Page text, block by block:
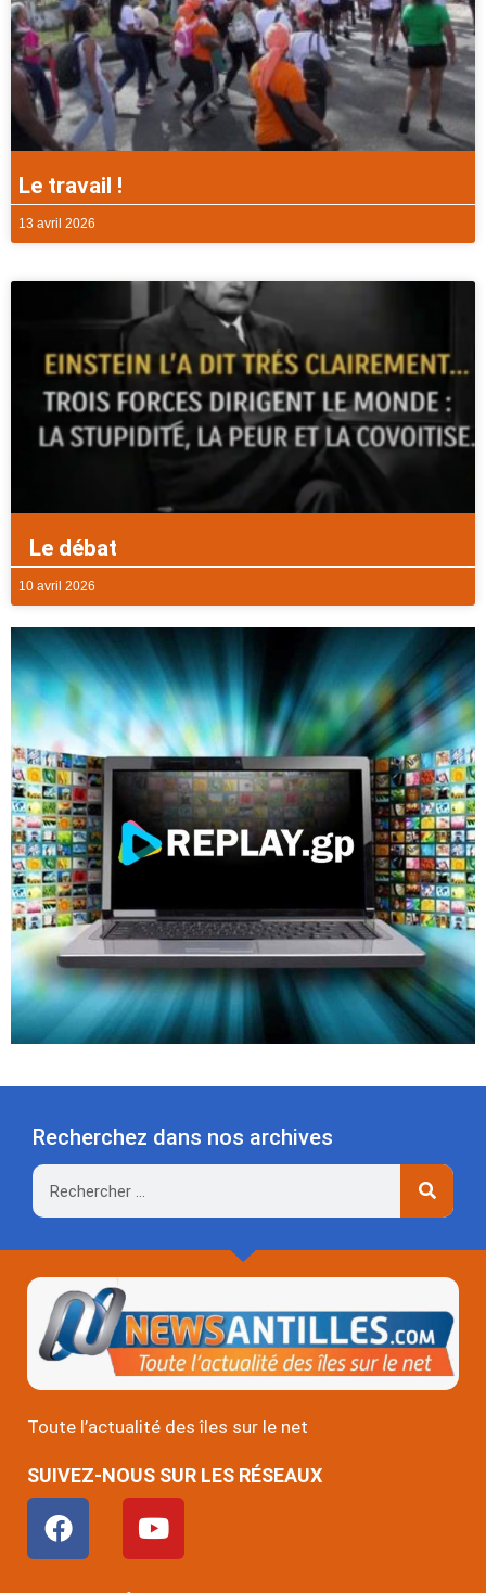
Le travail !
13 avril 2026
Le débat
10 avril 2026
Recherchez dans nos archives
Rechercher
Toute l’actualité des îles sur le net
SUIVEZ-NOUS SUR LES RÉSEAUX
F
a
c
Y
o
u